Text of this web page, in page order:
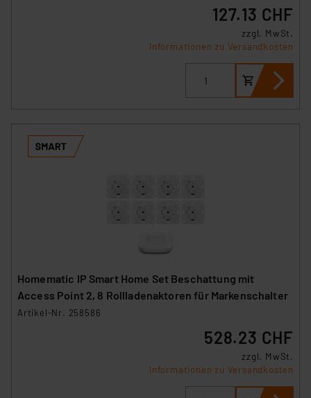
127.13 CHF
zzgl. MwSt.
Informationen zu Versandkosten
Homematic IP Smart Home Set Beschattung mit
Access Point 2, 8 Rollladenaktoren für Markenschalter
Artikel-Nr. 258586
528.23 CHF
zzgl. MwSt.
Informationen zu Versandkosten